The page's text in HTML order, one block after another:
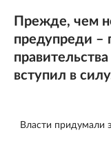
Прежде, чем
предупреди –
вступил в
Власти придумали